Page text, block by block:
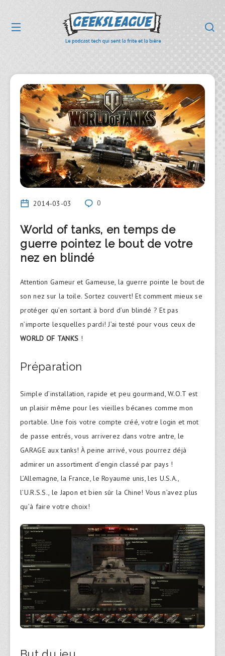
2014-03-03 0
World of tanks, en temps de
guerre pointez le bout de votre
nez en blindé
Attention Gameur et Gameuse, la guerre pointe le bout de
son nez sur la toile. Sortez couvert! Et comment mieux se
protéger qu’en sortant à bord d’un blindé ? Et pas
n’importe lesquelles pardi! J’ai testé pour vous ceux de
WORLD OF TANKS !
Préparation
Simple d’installation, rapide et peu gourmand, W.O.T est
un plaisir même pour les vieilles bécanes comme mon
portable. Une fois votre compte créé, votre login et mot
de passe entrés, vous arriverez dans votre antre, le
GARAGE aux tanks! À peine arrivé, vous pourrez déjà
admirer un assortiment d’engin classé par pays !
L’Allemagne, la France, le Royaume unis, les U.S.A.,
l’U.R.S.S., le Japon et bien sûr la Chine! Vous n’avez plus
qu’à faire votre choix!